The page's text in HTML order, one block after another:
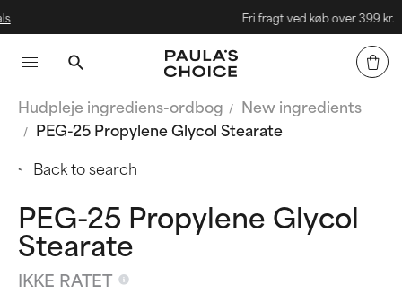
Fri fragt ved køb over 399 kr.
Hudpleje ingrediens-ordbog
New ingredients
PEG-25 Propylene Glycol Stearate
Back to search
PEG-25 Propylene Glycol
Stearate
IKKE RATET